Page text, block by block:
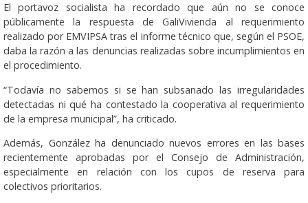
El portavoz socialista ha recordado que aún no se conoce
públicamente la respuesta de GaliVivienda al requerimiento
realizado por EMVIPSA tras el informe técnico que, según el PSOE,
daba la razón a las denuncias realizadas sobre incumplimientos en
el procedimiento.
“Todavía no sabemos si se han subsanado las irregularidades
detectadas ni qué ha contestado la cooperativa al requerimiento
de la empresa municipal”, ha criticado.
Además, González ha denunciado nuevos errores en las bases
recientemente aprobadas por el Consejo de Administración,
especialmente en relación con los cupos de reserva para
colectivos prioritarios.